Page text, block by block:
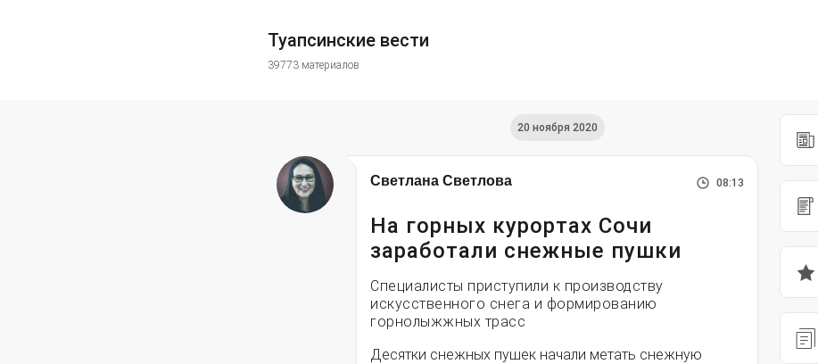
Туапсинские вести
39773 материалов
20 ноября 2020
Светлана Светлова 08:13
На горных курортах Сочи
заработали снежные пушки
Специалисты приступили к производству
искусственного снега и формированию
горнолыжжных трасс
Десятки снежных пушек начали метать снежную